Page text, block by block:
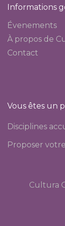
Informations
Évenements
À propos de
Contact
Vous êtes un
Disciplines
Proposer
Cultura